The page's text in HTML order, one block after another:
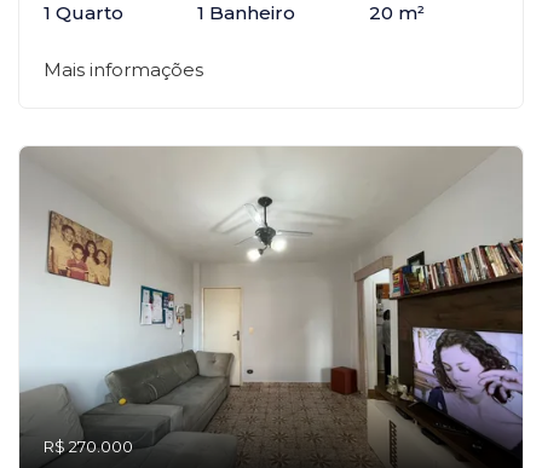
1 Quarto 1 Banheiro 20 m²
Mais informações
R$ 270.000